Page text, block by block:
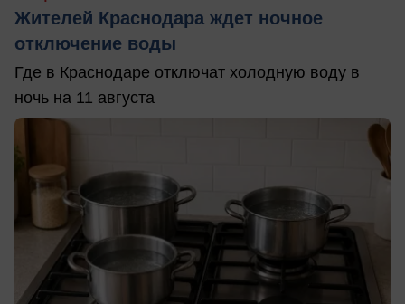
Жителей Краснодара ждет ночное
отключение воды
Где в Краснодаре отключат холодную воду в
ночь на 11 августа